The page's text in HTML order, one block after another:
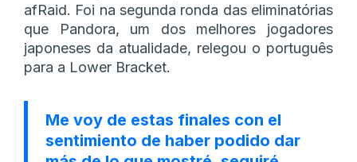
afRaid. Foi na segunda ronda das eliminatórias
que Pandora, um dos melhores jogadores
japoneses da atualidade, relegou o português
para a Lower Bracket.
Me voy de estas finales con el
sentimiento de haber podido dar